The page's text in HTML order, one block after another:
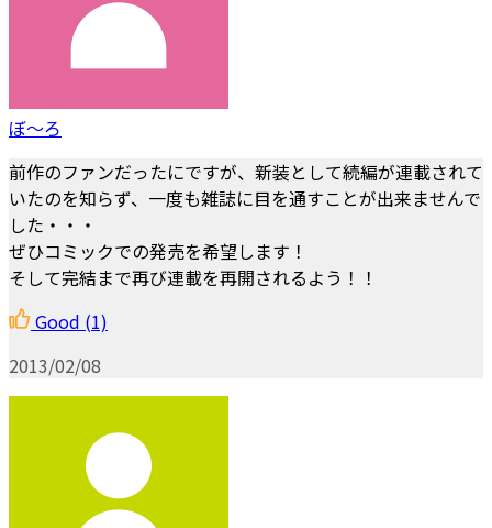
ぼ〜ろ
前作のファンだったにですが、新装として続編が連載されて
いたのを知らず、一度も雑誌に目を通すことが出来ませんで
した・・・
ぜひコミックでの発売を希望します！
そして完結まで再び連載を再開されるよう！！
Good (1)
2013/02/08